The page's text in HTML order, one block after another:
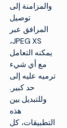
والمزامنة إلى
توصيل
المرافق عبر
JPEG XS،
يمكنه التعامل
مع أي شيء
ترميه عليه إلى
حد كبير.
وللتبديل بين
هذه
التطبيقات، كل